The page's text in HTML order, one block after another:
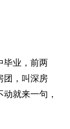
毕业，前两
团，叫深房
就来一句，